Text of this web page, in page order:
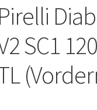
Pirelli
SC1